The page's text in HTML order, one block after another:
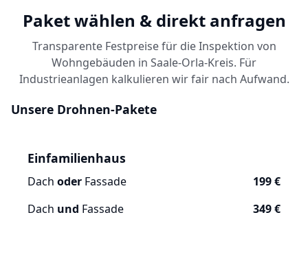
Paket wählen & direkt anfragen
Transparente Festpreise für die Inspektion von
Wohngebäuden in Saale-Orla-Kreis. Für
Industrieanlagen kalkulieren wir fair nach Aufwand.
Unsere Drohnen-Pakete
Einfamilienhaus
Dach oder Fassade
199 €
Dach und Fassade 349 €